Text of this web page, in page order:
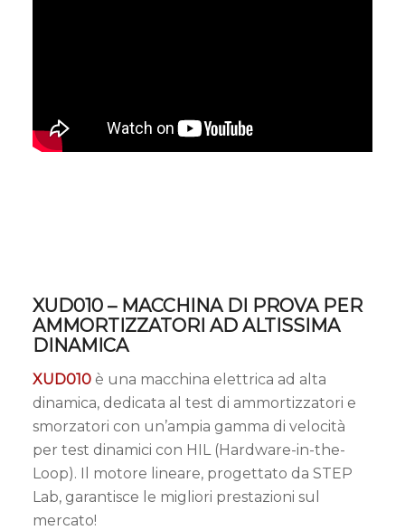
XUD010 – MACCHINA DI PROVA PER
AMMORTIZZATORI AD ALTISSIMA
DINAMICA
XUD010è una macchina elettrica ad alta
dinamica, dedicata al test di ammortizzatori e
smorzatori con un’ampia gamma di velocità
per test dinamici con HIL (Hardware-in-the-
Loop). Il motore lineare, progettato da STEP
Lab, garantisce le migliori prestazioni sul
mercato!